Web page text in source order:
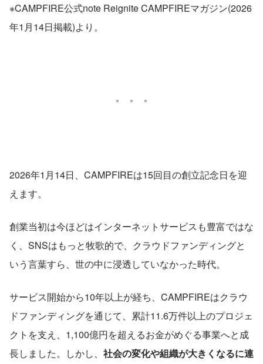
※CAMPFIRE公式note Reignite CAMPFIREマガジン(2026
年1月14日掲載)より。
2026年1月14日、CAMPFIREは15回目の創立記念日を迎
えます。
創業当初は今ほどはインターネットサービスも豊富ではな
く、SNSはもっと牧歌的で、クラウドファンディングと
いう言葉すら、世の中に浸透していなかった時代。
サービス開始から10年以上が経ち、CAMPFIREはクラウ
ドファンディングを通じて、累計11.6万件以上のプロジェ
クトを支え、1,100億円を超えるお金がめぐる事業へと成
長しました。しかし、 社会の変化や組織が大きくなるに連